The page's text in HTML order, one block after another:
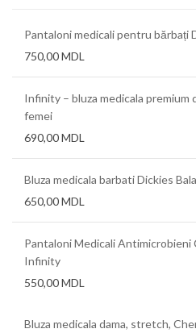
Pantaloni medicali pentru bărbați
750,00MDL
Infinity – bluza medicala premium
femei
690,00MDL
Bluza medicala barbati Dickies
650,00MDL
Pantaloni Medicali Antimicrobieni
Infinity
550,00MDL
Bluza medicala dama, stretch,